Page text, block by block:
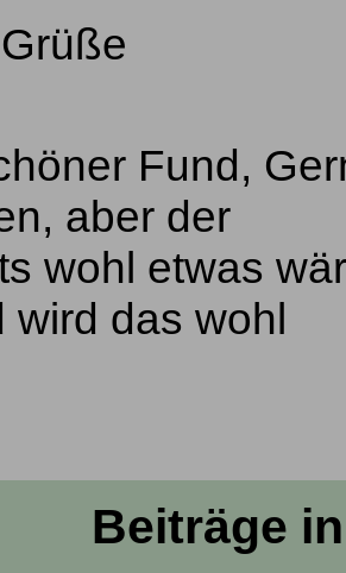
Fund,
aber der
wohl etwas
wird das wohl
Beiträge